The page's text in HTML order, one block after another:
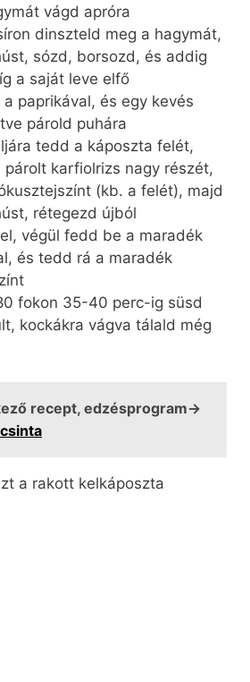
vágd apróra
dinszteld meg a hagymát,
sózd, borsozd, és addig
a saját leve elfő
a paprikával, és egy kevés
párold puhára
tedd a káposzta felét,
karfiolrizs nagy részét,
(kb. a felét), majd
rétegezd újból
végül fedd be a maradék
és tedd rá a maradék
fokon 35-40 perc-ig süsd
kockákra vágva tálald még
recept, edzésprogram→
a rakott kelkáposzta